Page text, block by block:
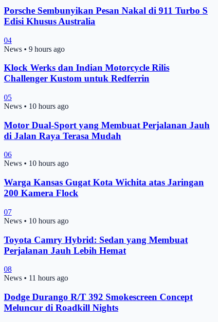
Porsche Sembunyikan Pesan Nakal di 911 Turbo S
Edisi Khusus Australia
04
News • 9 hours ago
Klock Werks dan Indian Motorcycle Rilis
Challenger Kustom untuk Redferrin
05
News • 10 hours ago
Motor Dual-Sport yang Membuat Perjalanan Jauh
di Jalan Raya Terasa Mudah
06
News • 10 hours ago
Warga Kansas Gugat Kota Wichita atas Jaringan
200 Kamera Flock
07
News • 10 hours ago
Toyota Camry Hybrid: Sedan yang Membuat
Perjalanan Jauh Lebih Hemat
08
News • 11 hours ago
Dodge Durango R/T 392 Smokescreen Concept
Meluncur di Roadkill Nights